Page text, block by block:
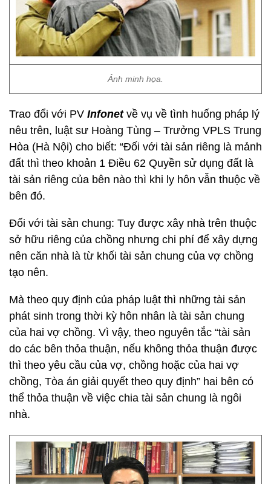
Ảnh minh họa.
Trao đổi với PV Infonet về vụ về tình huống pháp lý
nêu trên, luật sư Hoàng Tùng – Trưởng VPLS Trung
Hòa (Hà Nội) cho biết: “Đối với tài sản riêng là mảnh
đất thì theo khoản 1 Điều 62 Quyền sử dụng đất là
tài sản riêng của bên nào thì khi ly hôn vẫn thuộc về
bên đó.
Đối với tài sản chung: Tuy được xây nhà trên thuộc
sở hữu riêng của chồng nhưng chi phí để xây dựng
nên căn nhà là từ khối tài sản chung của vợ chồng
tạo nên.
Mà theo quy định của pháp luật thì những tài sản
phát sinh trong thời kỳ hôn nhân là tài sản chung
của hai vợ chồng. Vì vậy, theo nguyên tắc “tài sản
do các bên thỏa thuận, nếu không thỏa thuận được
thì theo yêu cầu của vợ, chồng hoặc của hai vợ
chồng, Tòa án giải quyết theo quy định” hai bên có
thể thỏa thuận về việc chia tài sản chung là ngôi
nhà.